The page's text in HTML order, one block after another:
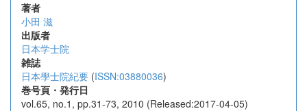
著者
小田 滋
出版者
日本学士院
雑誌
日本學士院紀要 (ISSN:03880036)
巻号頁・発行日
vol.65, no.1, pp.31-73, 2010 (Released:2017-04-05)